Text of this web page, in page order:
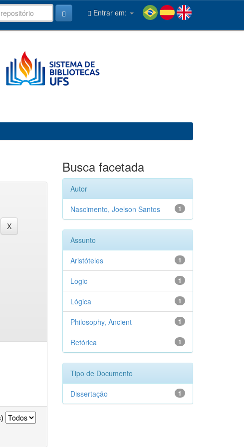
Entrar em:
Busca facetada
Autor
1
Nascimento, Joelson Santos
Assunto
1
Aristóteles
1
Logic
1
Lógica
1
Philosophy, Ancient
1
Retórica
Tipo de Documento
1
Dissertação